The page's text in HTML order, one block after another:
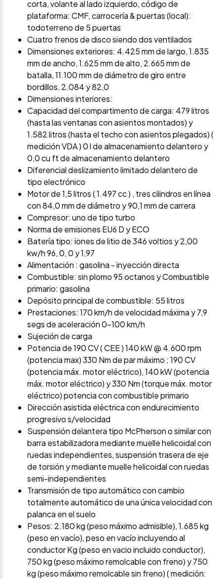
corta, volante al lado izquierdo, código de
plataforma: CMF, carrocería & puertas (local):
todoterreno de 5 puertas
Cuatro frenos de disco siendo dos ventilados
Dimensiones exteriores: 4.425 mm de largo, 1.835
mm de ancho, 1.625 mm de alto, 2.665 mm de
batalla, 11.100 mm de diámetro de giro entre
bordillos, 2.084 y 82,0
Dimensiones interiores:
Capacidad del compartimento de carga: 479 litros
(hasta las ventanas con asientos montados) y
1.582 litros (hasta el techo con asientos plegados) (
medición VDA ) 0 l de almacenamiento delantero y
0,0 cu ft de almacenamiento delantero
Diferencial deslizamiento limitado delantero de
tipo electrónico
Motor de 1,5 litros ( 1.497 cc ) , tres cilindros en línea
con 84,0 mm de diámetro y 90,1 mm de carrera
Compresor: uno de tipo turbo
Norma de emisiones EU6 D y ECO
Batería tipo: iones de litio de 346 voltios y 2,00
kw/h 96, 0, 0 y 1,97
Alimentación : gasolina - inyección directa
Combustible: sin plomo 95 octanos y Combustible
primario: gasolina
Depósito principal de combustible: 55 litros
Prestaciones: 170 km/h de velocidad máxima y 7,9
segs de aceleración 0-100 km/h
Sujeción de carga
Potencia de 190 CV ( CEE ) 140 kW @ 4.600 rpm
(potencia max) 330 Nm de par máximo ; 190 CV
(potencia máx. motor eléctrico), 140 kW (potencia
máx. motor eléctrico) y 330 Nm (torque máx. motor
eléctrico) potencia con combustible primario
Dirección asistida eléctrica con endurecimiento
progresivo s/velocidad
Suspensión delantera tipo McPherson o similar con
barra estabilizadora mediante muelle helicoidal con
ruedas independientes, suspensión trasera de eje
de torsión y mediante muelle helicoidal con ruedas
semi-independientes
Transmisión de tipo automático con cambio
totalmente automático de una única velocidad con
palanca en el suelo
Pesos: 2.180 kg (peso máximo admisible), 1.685 kg
(peso en vacío), peso en vacío incluyendo al
conductor Kg (peso en vacio incluido conductor),
750 kg (peso máximo remolcable con freno) y 750
kg (peso máximo remolcable sin freno) ( medición: